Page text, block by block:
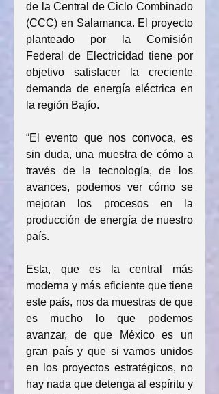
de la Central de Ciclo Combinado
(CCC) en Salamanca. El proyecto
planteado por la Comisión
Federal de Electricidad tiene por
objetivo satisfacer la creciente
demanda de energía eléctrica en
la región Bajío.
“El evento que nos convoca, es
sin duda, una muestra de cómo a
través de la tecnología, de los
avances, podemos ver cómo se
mejoran los procesos en la
producción de energía de nuestro
país.
Esta, que es la central más
moderna y más eficiente que tiene
este país, nos da muestras de que
es mucho lo que podemos
avanzar, de que México es un
gran país y que si vamos unidos
en los proyectos estratégicos, no
hay nada que detenga al espíritu y